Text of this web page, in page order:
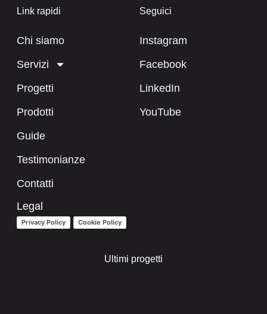
Link rapidi
Chi siamo
Servizi
Progetti
Prodotti
Guide
Testimonianze
Contatti
Legal
Privacy Policy Cookie Policy
Seguici
Instagram
Facebook
LinkedIn
YouTube
Ultimi progetti